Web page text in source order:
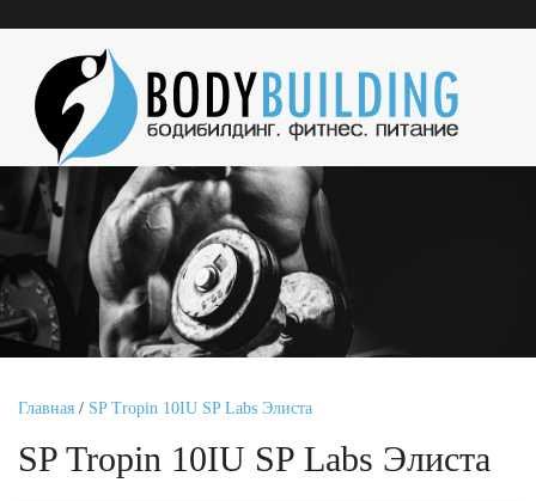
Главная / SP Tropin 10IU SP Labs Элиста
SP Tropin 10IU SP Labs Элиста